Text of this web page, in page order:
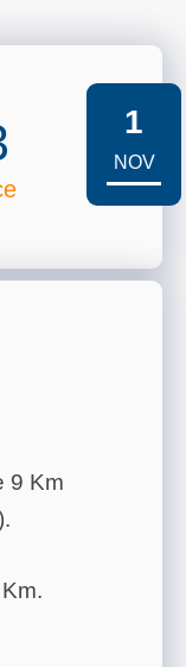
1
NOV
9 Km